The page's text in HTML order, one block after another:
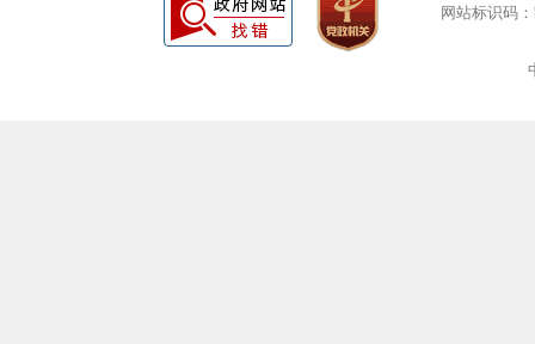
网站标识码